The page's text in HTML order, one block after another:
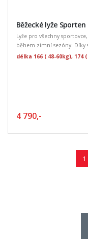
Běžecké lyže Sporten
Lyže pro všechny
během zimní sezóny. Díky
délka 166 ( 48-60kg), 174
4 790,-
1